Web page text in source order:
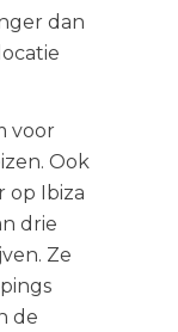
dan
voor
Ook
op Ibiza
drie
Ze
de